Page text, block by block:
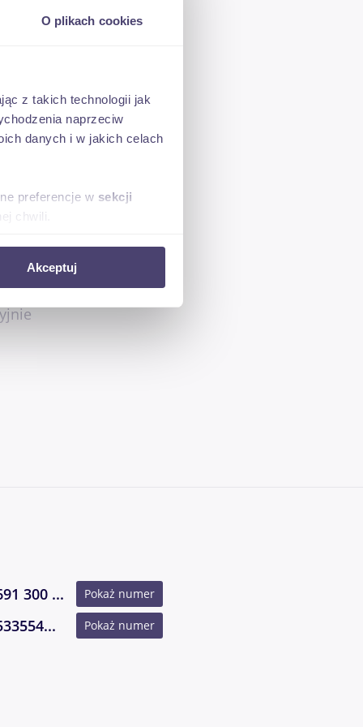
O plikach cookies
z takich technologii jak
naprzeciw
danych i w jakich celach
preferencje w sekcji
chwili.
społecznościowym,
Akceptuj
300 ... Pokaż numer
Pokaż numer